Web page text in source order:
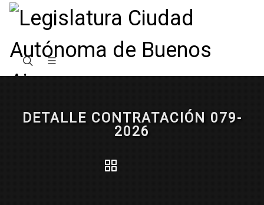
DETALLE CONTRATACIÓN 079-
2026